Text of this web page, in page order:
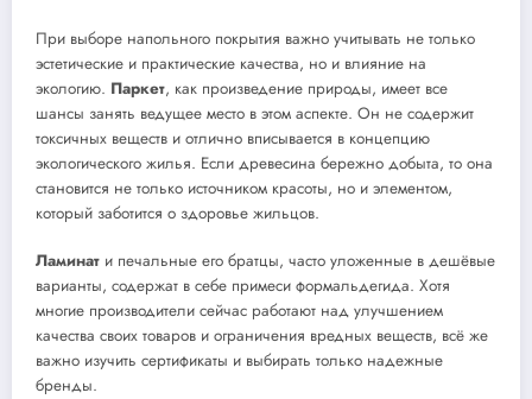
При выборе напольного покрытия важно учитывать не только
эстетические и практические качества, но и влияние на
экологию. Паркет, как произведение природы, имеет все
шансы занять ведущее место в этом аспекте. Он не содержит
токсичных веществ и отлично вписывается в концепцию
экологического жилья. Если древесина бережно добыта, то она
становится не только источником красоты, но и элементом,
который заботится о здоровье жильцов.
Ламинат и печальные его братцы, часто уложенные в дешёвые
варианты, содержат в себе примеси формальдегида. Хотя
многие производители сейчас работают над улучшением
качества своих товаров и ограничения вредных веществ, всё же
важно изучить сертификаты и выбирать только надежные
бренды.